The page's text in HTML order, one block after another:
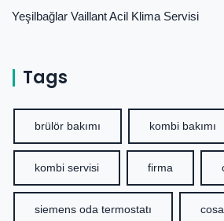
Yeşilbağlar Vaillant Acil Klima Servisi
Tags
brülör bakımı kombi bakımı
kombi servisi firma
siemens oda termostatı